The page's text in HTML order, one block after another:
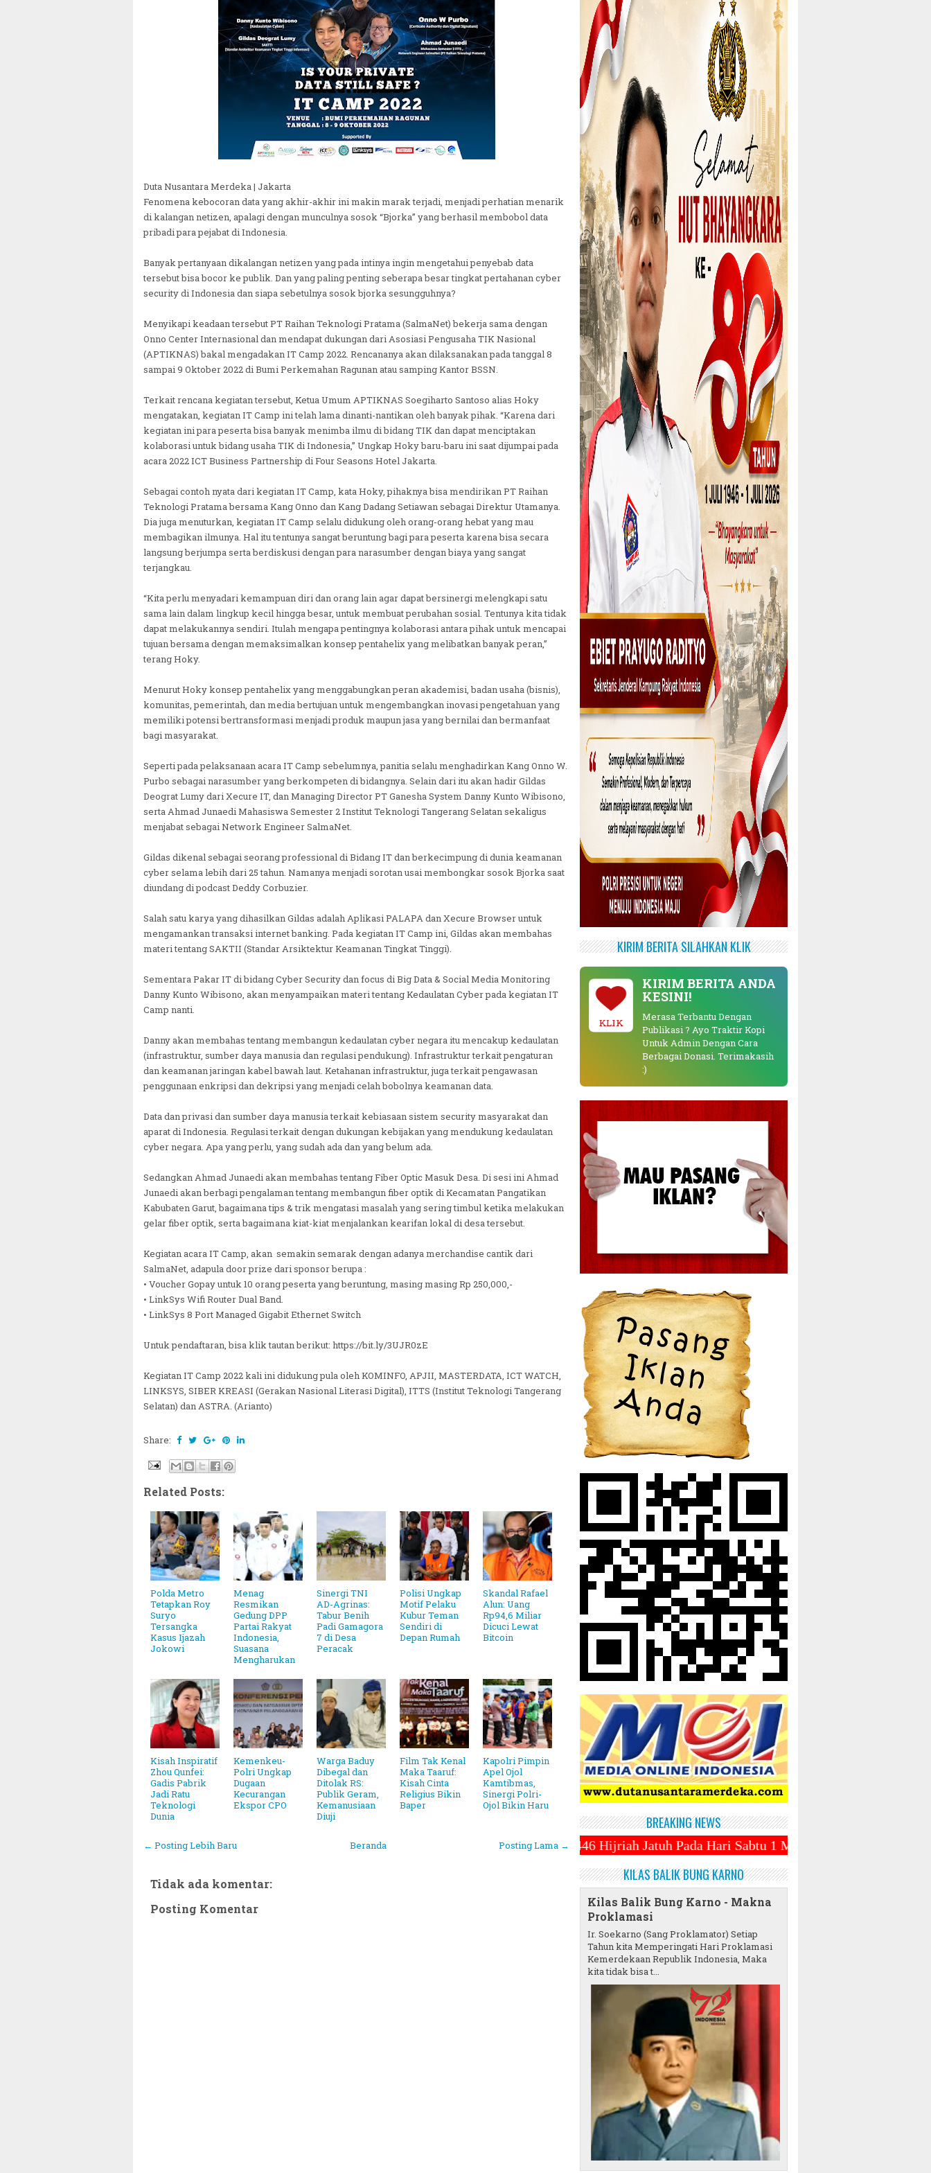
Duta Nusantara Merdeka | Jakarta
Fenomena kebocoran data yang akhir-akhir ini makin marak terjadi, menjadi perhatian menarik
di kalangan netizen, apalagi dengan munculnya sosok “Bjorka” yang berhasil membobol data
pribadi para pejabat di Indonesia.
Banyak pertanyaan dikalangan netizen yang pada intinya ingin mengetahui penyebab data
tersebut bisa bocor ke publik. Dan yang paling penting seberapa besar tingkat pertahanan cyber
security di Indonesia dan siapa sebetulnya sosok bjorka sesungguhnya?
Menyikapi keadaan tersebut PT Raihan Teknologi Pratama (SalmaNet) bekerja sama dengan
Onno Center Internasional dan mendapat dukungan dari Asosiasi Pengusaha TIK Nasional
(APTIKNAS) bakal mengadakan IT Camp 2022. Rencananya akan dilaksanakan pada tanggal 8
sampai 9 Oktober 2022 di Bumi Perkemahan Ragunan atau samping Kantor BSSN.
Terkait rencana kegiatan tersebut, Ketua Umum APTIKNAS Soegiharto Santoso alias Hoky
mengatakan, kegiatan IT Camp ini telah lama dinanti-nantikan oleh banyak pihak. “Karena dari
kegiatan ini para peserta bisa banyak menimba ilmu di bidang TIK dan dapat menciptakan
kolaborasi untuk bidang usaha TIK di Indonesia,” Ungkap Hoky baru-baru ini saat dijumpai pada
acara 2022 ICT Business Partnership di Four Seasons Hotel Jakarta.
Sebagai contoh nyata dari kegiatan IT Camp, kata Hoky, pihaknya bisa mendirikan PT Raihan
Teknologi Pratama bersama Kang Onno dan Kang Dadang Setiawan sebagai Direktur Utamanya.
Dia juga menuturkan, kegiatan IT Camp selalu didukung oleh orang-orang hebat yang mau
membagikan ilmunya. Hal itu tentunya sangat beruntung bagi para peserta karena bisa secara
langsung berjumpa serta berdiskusi dengan para narasumber dengan biaya yang sangat
terjangkau.
“Kita perlu menyadari kemampuan diri dan orang lain agar dapat bersinergi melengkapi satu
sama lain dalam lingkup kecil hingga besar, untuk membuat perubahan sosial. Tentunya kita tidak
dapat melakukannya sendiri. Itulah mengapa pentingnya kolaborasi antara pihak untuk mencapai
tujuan bersama dengan memaksimalkan konsep pentahelix yang melibatkan banyak peran,”
terang Hoky.
Menurut Hoky konsep pentahelix yang menggabungkan peran akademisi, badan usaha (bisnis),
komunitas, pemerintah, dan media bertujuan untuk mengembangkan inovasi pengetahuan yang
memiliki potensi bertransformasi menjadi produk maupun jasa yang bernilai dan bermanfaat
bagi masyarakat.
Seperti pada pelaksanaan acara IT Camp sebelumnya, panitia selalu menghadirkan Kang Onno W.
Purbo sebagai narasumber yang berkompeten di bidangnya. Selain dari itu akan hadir Gildas
Deograt Lumy dari Xecure IT, dan Managing Director PT Ganesha System Danny Kunto Wibisono,
serta Ahmad Junaedi Mahasiswa Semester 2 Institut Teknologi Tangerang Selatan sekaligus
menjabat sebagai Network Engineer SalmaNet.
Gildas dikenal sebagai seorang professional di Bidang IT dan berkecimpung di dunia keamanan
cyber selama lebih dari 25 tahun. Namanya menjadi sorotan usai membongkar sosok Bjorka saat
diundang di podcast Deddy Corbuzier.
Salah satu karya yang dihasilkan Gildas adalah Aplikasi PALAPA dan Xecure Browser untuk
mengamankan transaksi internet banking. Pada kegiatan IT Camp ini, Gildas akan membahas
materi tentang SAKTII (Standar Arsiktektur Keamanan Tingkat Tinggi).
Sementara Pakar IT di bidang Cyber Security dan focus di Big Data & Social Media Monitoring
Danny Kunto Wibisono, akan menyampaikan materi tentang Kedaulatan Cyber pada kegiatan IT
Camp nanti.
Danny akan membahas tentang membangun kedaulatan cyber negara itu mencakup kedaulatan
(infrastruktur, sumber daya manusia dan regulasi pendukung). Infrastruktur terkait pengaturan
dan keamanan jaringan kabel bawah laut. Ketahanan infrastruktur, juga terkait pengawasan
penggunaan enkripsi dan dekripsi yang menjadi celah bobolnya keamanan data.
Data dan privasi dan sumber daya manusia terkait kebiasaan sistem security masyarakat dan
aparat di Indonesia. Regulasi terkait dengan dukungan kebijakan yang mendukung kedaulatan
cyber negara. Apa yang perlu, yang sudah ada dan yang belum ada.
Sedangkan Ahmad Junaedi akan membahas tentang Fiber Optic Masuk Desa. Di sesi ini Ahmad
Junaedi akan berbagi pengalaman tentang membangun fiber optik di Kecamatan Pangatikan
Kabubaten Garut, bagaimana tips & trik mengatasi masalah yang sering timbul ketika melakukan
gelar fiber optik, serta bagaimana kiat-kiat menjalankan kearifan lokal di desa tersebut.
Kegiatan acara IT Camp, akan semakin semarak dengan adanya merchandise cantik dari
SalmaNet, adapula door prize dari sponsor berupa :
• Voucher Gopay untuk 10 orang peserta yang beruntung, masing masing Rp 250,000,-
• LinkSys Wifi Router Dual Band.
• LinkSys 8 Port Managed Gigabit Ethernet Switch
Untuk pendaftaran, bisa klik tautan berikut: https://bit.ly/3UJR0zE
Kegiatan IT Camp 2022 kali ini didukung pula oleh KOMINFO, APJII, MASTERDATA, ICT WATCH,
LINKSYS, SIBER KREASI (Gerakan Nasional Literasi Digital), ITTS (Institut Teknologi Tangerang
Selatan) dan ASTRA. (Arianto)
Share:
Related Posts:
Polda Metro
Tetapkan Roy
Suryo
Tersangka
Kasus Ijazah
Jokowi
Menag
Resmikan
Gedung DPP
Partai Rakyat
Indonesia,
Suasana
Mengharukan
Sinergi TNI
AD-Agrinas:
Tabur Benih
Padi Gamagora
7 di Desa
Peracak
Polisi Ungkap
Motif Pelaku
Kubur Teman
Sendiri di
Depan Rumah
Skandal Rafael
Alun: Uang
Rp94,6 Miliar
Dicuci Lewat
Bitcoin
Kisah Inspiratif
Zhou Qunfei:
Gadis Pabrik
Jadi Ratu
Teknologi
Dunia
Kemenkeu-
Polri Ungkap
Dugaan
Kecurangan
Ekspor CPO
Warga Baduy
Dibegal dan
Ditolak RS:
Publik Geram,
Kemanusiaan
Diuji
Film Tak Kenal
Maka Taaruf:
Kisah Cinta
Religius Bikin
Baper
Kapolri Pimpin
Apel Ojol
Kamtibmas,
Sinergi Polri-
Ojol Bikin Haru
← Posting Lebih Baru Posting Lama →
Beranda
Tidak ada komentar:
Posting Komentar
KIRIM BERITA SILAHKAN KLIK
KLIK
KIRIM BERITA ANDA
KESINI!
Merasa Terbantu Dengan
Publikasi ? Ayo Traktir Kopi
Untuk Admin Dengan Cara
Berbagai Donasi. Terimakasih
:)
BREAKING NEWS
~||~ Muhammadiyah Tetapkan 1 Ramadhan 1446 Hijriah Jatuh Pada Hari Sabtu 1 Maret 2025 ~||~ 1 Syawal Jatuh Pada
KILAS BALIK BUNG KARNO
Kilas Balik Bung Karno - Makna
Proklamasi
Ir. Soekarno (Sang Proklamator) Setiap
Tahun kita Memperingati Hari Proklamasi
Kemerdekaan Republik Indonesia, Maka
kita tidak bisa t...